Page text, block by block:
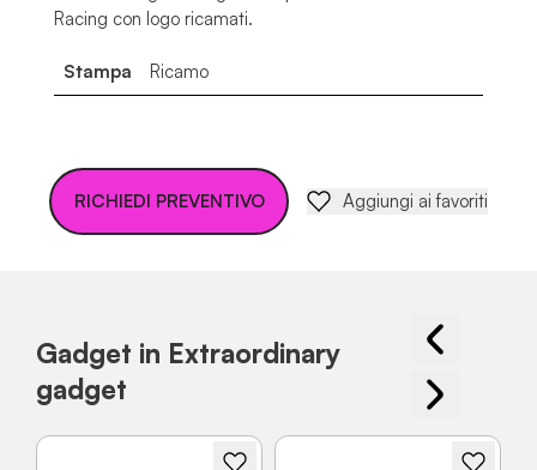
Racing con logo ricamati.
Stampa Ricamo
RICHIEDI PREVENTIVO Aggiungi ai favoriti
Gadget in Extraordinary
gadget